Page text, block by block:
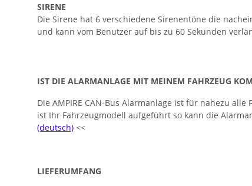
SIRENE
Die Sirene hat 6 verschiedene Sirenentöne die
und kann vom Benutzer auf bis zu 60 Sekunden
IST DIE ALARMANLAGE MIT MEINEM FAHRZEUG
Die AMPIRE CAN-Bus Alarmanlage ist für nahezu
ist Ihr Fahrzeugmodell aufgeführt so kann die
(deutsch) <<
LIEFERUMFANG